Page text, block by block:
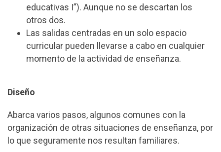
educativas I”). Aunque no se descartan los
otros dos.
Las salidas centradas en un solo espacio
curricular pueden llevarse a cabo en cualquier
momento de la actividad de enseñanza.
Diseño
Abarca varios pasos, algunos comunes con la
organización de otras situaciones de enseñanza, por
lo que seguramente nos resultan familiares.